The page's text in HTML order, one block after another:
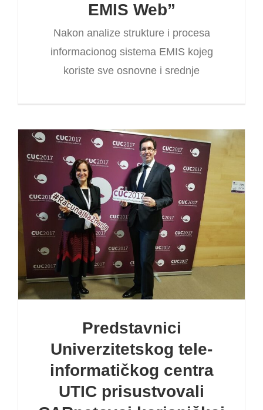
EMIS Web”
Nakon analize strukture i procesa
informacionog sistema EMIS kojeg
koriste sve osnovne i srednje
Predstavnici
Univerzitetskog tele-
informatičkog centra
UTIC prisustvovali